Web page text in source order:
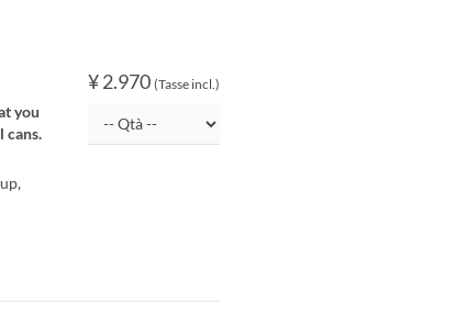
¥ 2.970 (Tasse incl.)
you
cans.